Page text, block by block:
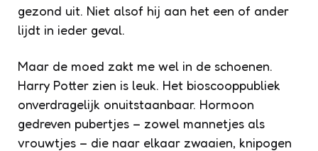
gezond uit. Niet alsof hij aan het een of ander
lijdt in ieder geval.
Maar de moed zakt me wel in de schoenen.
Harry Potter zien is leuk. Het bioscooppubliek
onverdragelijk onuitstaanbaar. Hormoon
gedreven pubertjes – zowel mannetjes als
vrouwtjes – die naar elkaar zwaaien, knipogen